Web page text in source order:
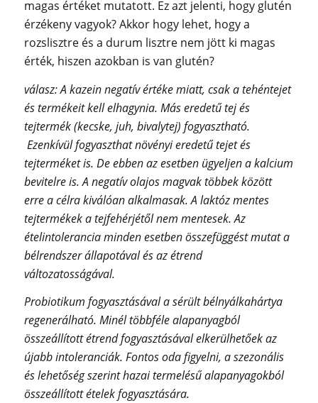
magas értéket mutatott. Ez azt jelenti, hogy glutén
érzékeny vagyok? Akkor hogy lehet, hogy a
rozslisztre és a durum lisztre nem jött ki magas
érték, hiszen azokban is van glutén?
válasz: A kazein negatív értéke miatt, csak a tehéntejet
és termékeit kell elhagynia. Más eredetű tej és
tejtermék (kecske, juh, bivalytej) fogyasztható.
Ezenkívül fogyaszthat növényi eredetű tejet és
tejterméket is. De ebben az esetben ügyeljen a kalcium
bevitelre is. A negatív olajos magvak többek között
erre a célra kiválóan alkalmasak. A laktóz mentes
tejtermékek a tejfehérjétől nem mentesek. Az
ételintolerancia minden esetben összefüggést mutat a
bélrendszer állapotával és az étrend
változatosságával.
Probiotikum fogyasztásával a sérült bélnyálkahártya
regenerálható. Minél többféle alapanyagból
összeállított étrend fogyasztásával elkerülhetőek az
újabb intoleranciák. Fontos oda figyelni, a szezonális
és lehetőség szerint hazai termelésű alapanyagokból
összeállított ételek fogyasztására.